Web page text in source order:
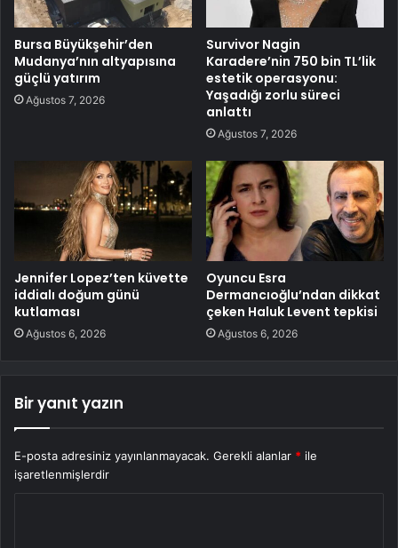
Bursa Büyükşehir’den
Mudanya’nın altyapısına
güçlü yatırım
Ağustos 7, 2026
Survivor Nagin
Karadere’nin 750 bin TL’lik
estetik operasyonu:
Yaşadığı zorlu süreci
anlattı
Ağustos 7, 2026
Jennifer Lopez’ten küvette
iddialı doğum günü
kutlaması
Ağustos 6, 2026
Oyuncu Esra
Dermancıoğlu’ndan dikkat
çeken Haluk Levent tepkisi
Ağustos 6, 2026
Bir yanıt yazın
E-posta adresiniz yayınlanmayacak. Gerekli alanlar * ile
işaretlenmişlerdir